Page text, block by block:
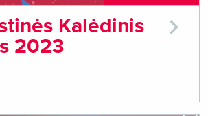
Kalėdinis
2023